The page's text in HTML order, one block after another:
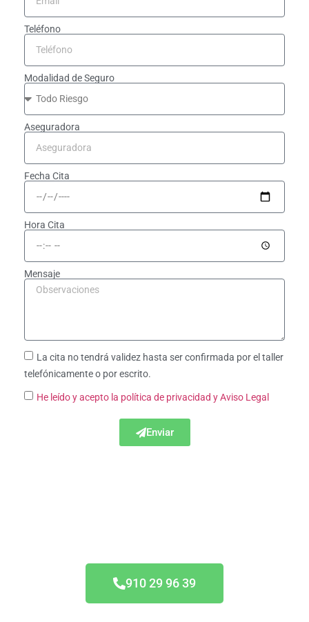
Teléfono
Modalidad de Seguro
Aseguradora
Fecha Cita
Hora Cita
Mensaje
La cita no tendrá validez hasta ser confirmada por el taller
telefónicamente o por escrito.
He leído y acepto la política de privacidad y Aviso Legal
Enviar
910 29 96 39